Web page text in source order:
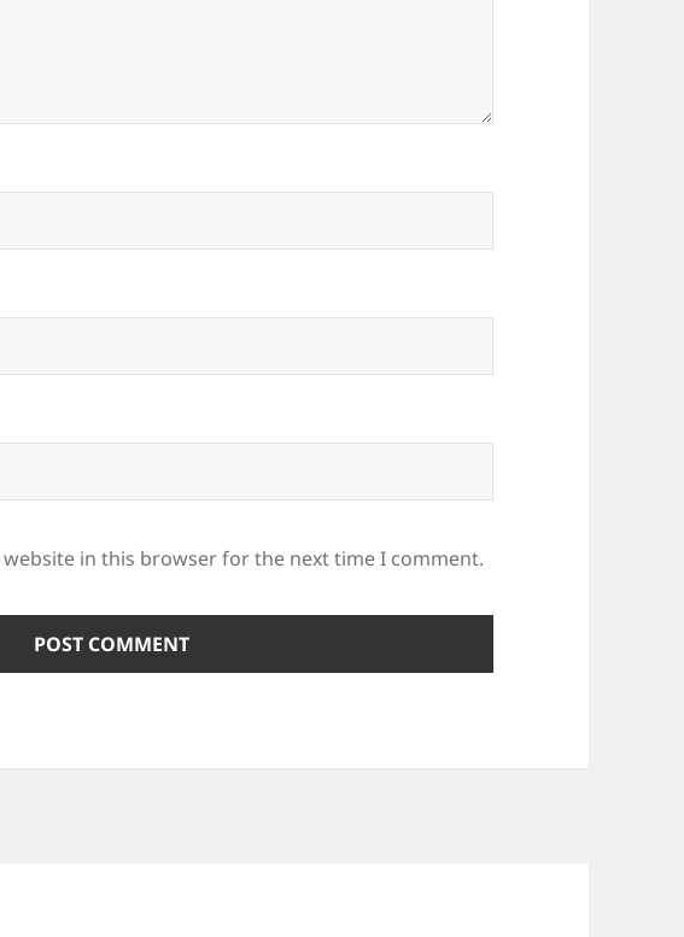
website in this browser for the next time I comment.